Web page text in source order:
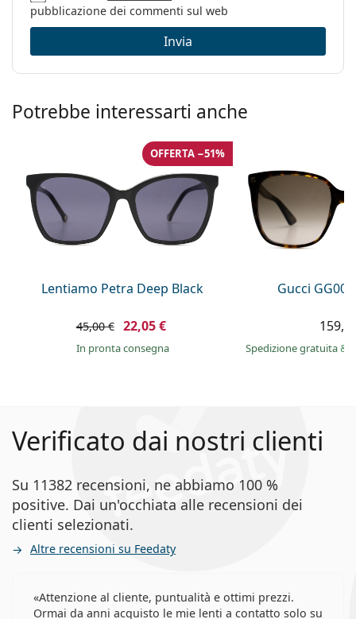
pubblicazione dei commenti sul web
Invia
Potrebbe interessarti anche
Lentiamo Petra Deep Black
OFFERTA −51%
45,00 € 22,05 €
in pronta consegna
Gucci
Spedizione gratuita&
Verificato dai nostri clienti
Su 11382 recensioni, ne abbiamo 100 %
positive. Dai un'occhiata alle recensioni dei
clienti selezionati.
Altre recensioni su Feedaty
Attenzione al cliente, puntualità e ottimi prezzi.
Ormai da anni acquisto le mie lenti a contatto solo su